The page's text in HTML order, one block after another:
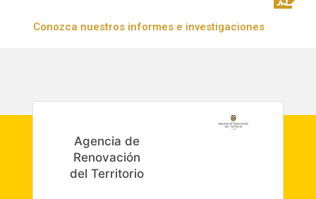
Conozca nuestros informes e investigaciones
Agencia de
Renovación
del Territorio